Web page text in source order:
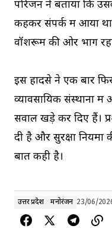
परिजन ने बताया कि
कहकर संपर्क में आया
वॉशरूम की ओर भाग
इस हादसे ने एक बार
व्यावसायिक संस्थानों में
सवाल खड़े कर दिए हैं।
दी है और सुरक्षा नियमों
बात कही है।
उत्तर प्रदेश मनोरंजन 23/06/